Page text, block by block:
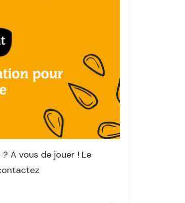
A vous de jouer ! Le